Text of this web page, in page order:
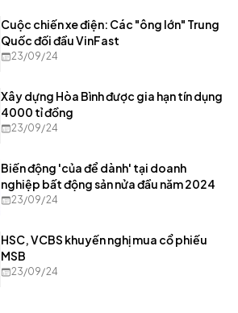
Cuộc chiến xe điện: Các "ông lớn" Trung
Quốc đối đầu VinFast
23/09/24
Xây dựng Hòa Bình được gia hạn tín dụng
4000 tỉ đồng
23/09/24
Biến động 'của để dành' tại doanh
nghiệp bất động sản nửa đầu năm 2024
23/09/24
HSC, VCBS khuyến nghị mua cổ phiếu
MSB
23/09/24